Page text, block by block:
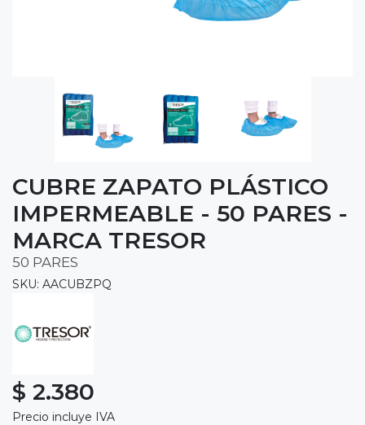
CUBRE ZAPATO PLÁSTICO
IMPERMEABLE - 50 PARES -
MARCA TRESOR
50 PARES
SKU: AACUBZPQ
$ 2.380
Precio incluye IVA